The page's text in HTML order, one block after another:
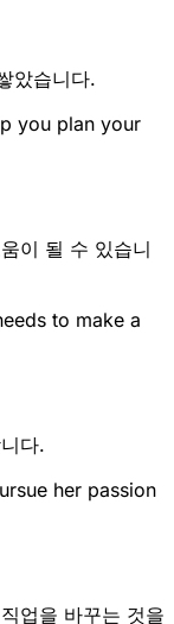
았습니다.
you plan your
이 될 수 있습니
to make a
다.
her passion
업을 바꾸는 것을